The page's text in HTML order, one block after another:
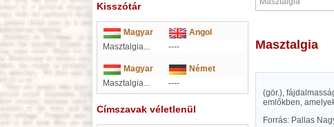
Kisszótár
Magyar
Angol
Masztalgia...
----
Magyar
Német
Masztalgia...
----
Címszavak véletlenül
Masztalgia
(gör.),
emlőkben,
Forrás: Pallas